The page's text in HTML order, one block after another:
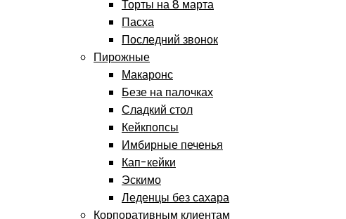
Торты на 8 марта
Пасха
Последний звонок
Пирожные
Макаронс
Безе на палочках
Сладкий стол
Кейкпопсы
Имбирные печенья
Кап-кейки
Эскимо
Леденцы без сахара
Корпоративным клиентам